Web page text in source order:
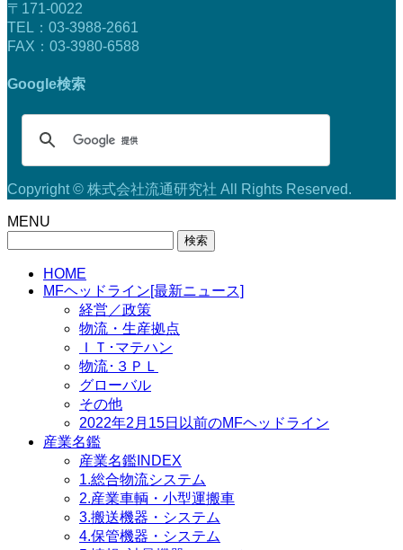
〒171-0022
TEL：03-3988-2661
FAX：03-3980-6588
Google検索
Copyright © 株式会社流通研究社 All Rights Reserved.
MENU
HOME
MFヘッドライン[最新ニュース]
経営／政策
物流・生産拠点
ＩＴ･マテハン
物流･３ＰＬ
グローバル
その他
2022年2月15日以前のMFヘッドライン
産業名鑑
産業名鑑INDEX
1.総合物流システム
2.産業車輌・小型運搬車
3.搬送機器・システム
4.保管機器・システム